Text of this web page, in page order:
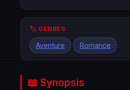
🏷️ GENRES
Aventure Romance
📖 Synopsis